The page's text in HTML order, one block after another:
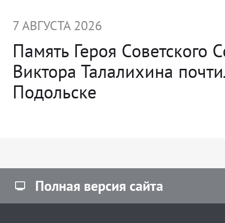
7 АВГУСТА 2026
Память Героя Советского
Виктора Талалихина
Подольске
Полная версия сайта